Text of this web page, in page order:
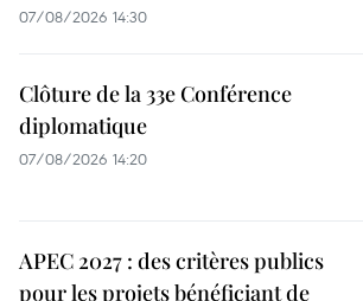
07/08/2026 14:30
Clôture de la 33e Conférence
diplomatique
07/08/2026 14:20
APEC 2027 : des critères publics
pour les projets bénéficiant de